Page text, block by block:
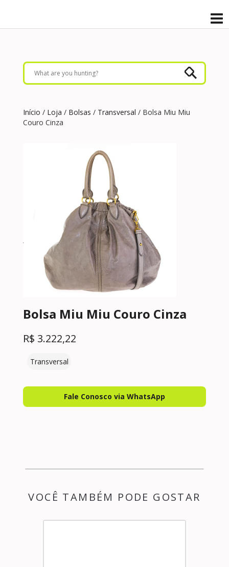
Início / Loja / Bolsas / Transversal / Bolsa Miu Miu
Couro Cinza
Bolsa Miu Miu Couro Cinza
R$ 3.222,22
Transversal
Fale Conosco via WhatsApp
VOCÊ TAMBÉM PODE GOSTAR